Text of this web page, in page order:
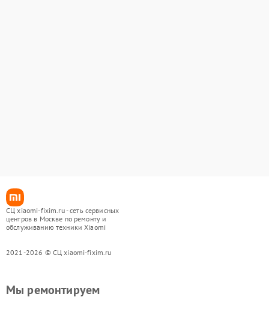
СЦ xiaomi-fixim.ru - сеть сервисных
центров в Москве по ремонту и
обслуживанию техники Xiaomi
2021-2026 © СЦ xiaomi-fixim.ru
Мы ремонтируем